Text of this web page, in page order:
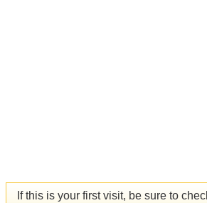
If this is your first visit, be sure to